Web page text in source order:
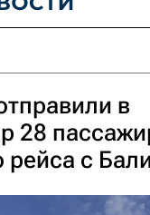
в
28
рейса с